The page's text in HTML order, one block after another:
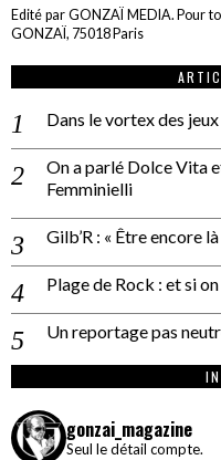
Edité par GONZAÏ MEDIA. Pour
GONZAÏ, 75018 Paris
Dans le vortex des
On a parlé Dolce Vita
Femminielli
Gilb’R : « Être encore
Plage de Rock : et si
Un reportage pas
gonzai_magazine
Seul le détail compte.